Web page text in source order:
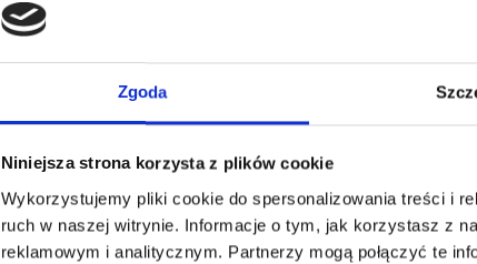
Zgoda
Niniejsza strona korzysta z plików cookie
Wykorzystujemy pliki cookie do spersonalizowania treści i
ruch w naszej witrynie. Informacje o tym, jak korzystasz z
reklamowym i analitycznym. Partnerzy mogą połączyć te
Marka/producent
DKNY
Pojemność [ml]
30, 50, 100